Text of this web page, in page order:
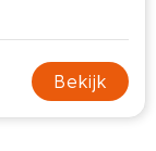
Bekijk